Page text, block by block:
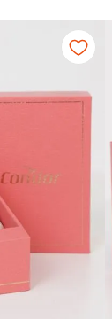
R$ 199,00